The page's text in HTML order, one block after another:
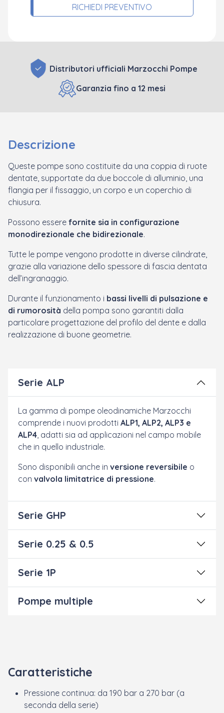
RICHIEDI PREVENTIVO
Distributori ufficiali Marzocchi Pompe
Garanzia fino a 12 mesi
Descrizione
Queste pompe sono costituite da una coppia di ruote
dentate, supportate da due boccole di alluminio, una
flangia per il fissaggio, un corpo e un coperchio di
chiusura.
Possono essere fornite sia in configurazione
monodirezionale che bidirezionale.
Tutte le pompe vengono prodotte in diverse cilindrate,
grazie alla variazione dello spessore di fascia dentata
dell’ingranaggio.
Durante il funzionamento i bassi livelli di pulsazione e
di rumorosità della pompa sono garantiti dalla
particolare progettazione del profilo del dente e dalla
realizzazione di buone geometrie.
Serie ALP
La gamma di pompe oleodinamiche Marzocchi
comprende i nuovi prodotti ALP1, ALP2, ALP3 e
ALP4 , adatti sia ad applicazioni nel campo mobile
che in quello industriale.
Sono disponibili anche in versione reversibile o
con valvola limitatrice di pressione.
Serie GHP
Serie 0.25 & 0.5
Serie 1P
Pompe multiple
Caratteristiche
Pressione continua: da 190 bar a 270 bar (a
seconda della serie)